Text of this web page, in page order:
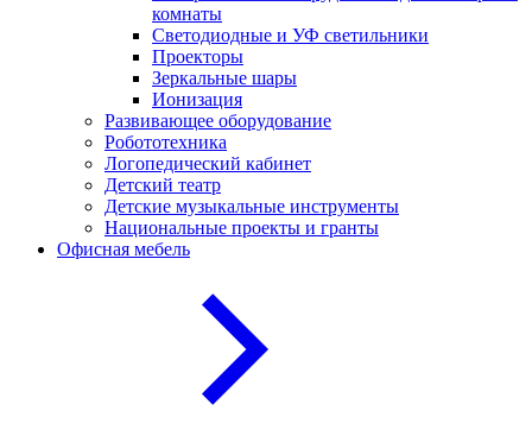
комнаты
Светодиодные и УФ светильники
Проекторы
Зеркальные шары
Ионизация
Развивающее оборудование
Робототехника
Логопедический кабинет
Детский театр
Детские музыкальные инструменты
Национальные проекты и гранты
Офисная мебель